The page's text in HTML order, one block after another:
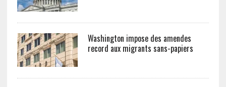
Washington impose des amendes
record aux migrants sans-papiers